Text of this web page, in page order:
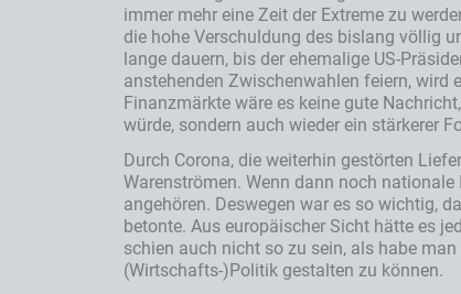
immer mehr eine Zeit der Extreme zu
die hohe Verschuldung des bislang völlig
lange dauern, bis der ehemalige US-
anstehenden Zwischenwahlen feiern, wird
Finanzmärkte wäre es keine gute
würde, sondern auch wieder ein stärkerer
Durch Corona, die weiterhin gestörten
Warenströmen. Wenn dann noch
angehören. Deswegen war es so wichtig,
betonte. Aus europäischer Sicht hätte es
schien auch nicht so zu sein, als habe
(Wirtschafts-)Politik gestalten zu können.